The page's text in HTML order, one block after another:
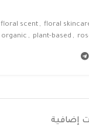
floral scent , floral
organic , plant-based ,
إضافية